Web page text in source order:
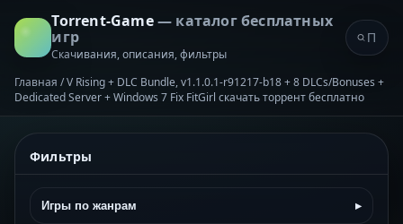
Torrent-Game— каталог бесплатных
игр
Скачивания, описания, фильтры
Главная /V Rising + DLC Bundle, v1.1.0.1-r91217-b18 + 8 DLCs/Bonuses +
Dedicated Server + Windows 7 Fix FitGirl скачать торрент бесплатно
Фильтры
Игры по жанрам ▸